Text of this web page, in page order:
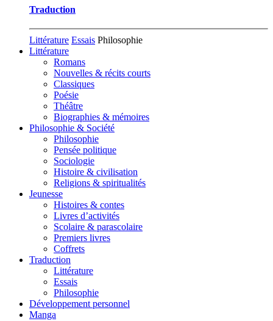
Traduction
Littérature Essais Philosophie
Littérature
Romans
Nouvelles & récits courts
Classiques
Poésie
Théâtre
Biographies & mémoires
Philosophie & Société
Philosophie
Pensée politique
Sociologie
Histoire & civilisation
Religions & spiritualités
Jeunesse
Histoires & contes
Livres d’activités
Scolaire & parascolaire
Premiers livres
Coffrets
Traduction
Littérature
Essais
Philosophie
Développement personnel
Manga